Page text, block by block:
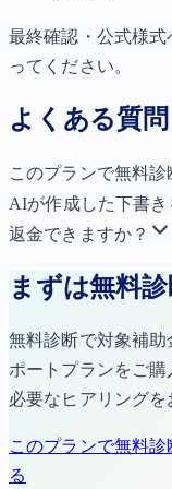
最終確認・公式様
ってください。
よくある質問
このプランで無料
AIが作成した下書
返金できますか？
まずは無料
無料診断で対象補
ポートプランをご購
必要なヒアリングを
このプランで無料診
る